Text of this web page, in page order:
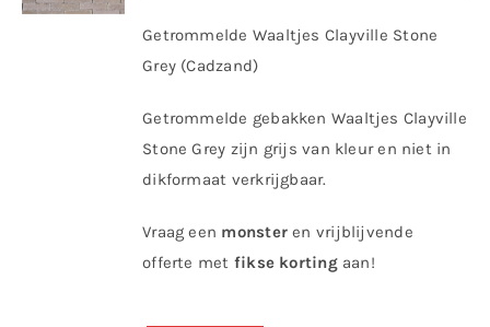
Getrommelde Waaltjes Clayville Stone
Grey (Cadzand)
Getrommelde gebakken Waaltjes Clayville
Stone Grey zijn grijs van kleur en niet in
dikformaat verkrijgbaar.
Vraag een monsteren vrijblijvende
offerte met fikse korting aan!